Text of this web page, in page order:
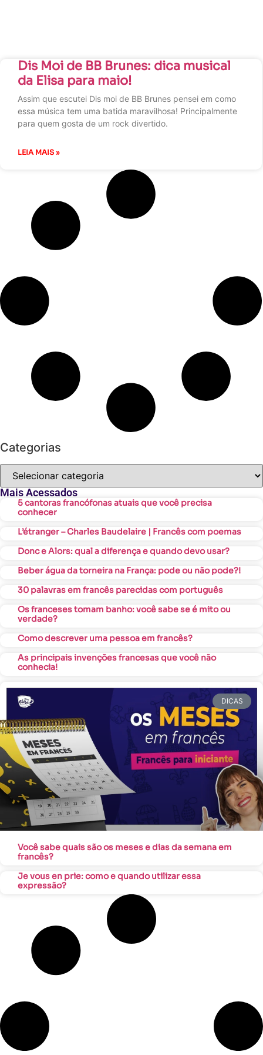
Dis Moi de BB Brunes: dica musical
da Elisa para maio!
Assim que escutei Dis moi de BB Brunes pensei em como
essa música tem uma batida maravilhosa! Principalmente
para quem gosta de um rock divertido.
LEIA MAIS »
Categorias
Mais Acessados
5 cantoras francófonas atuais que você precisa
conhecer
L’étranger – Charles Baudelaire | Francês com poemas
Donc e Alors: qual a diferença e quando devo usar?
Beber água da torneira na França: pode ou não pode?!
30 palavras em francês parecidas com português
Os franceses tomam banho: você sabe se é mito ou
verdade?
Como descrever uma pessoa em francês?
As principais invenções francesas que você não
conhecia!
DICAS
Você sabe quais são os meses e dias da semana em
francês?
Je vous en prie: como e quando utilizar essa
expressão?